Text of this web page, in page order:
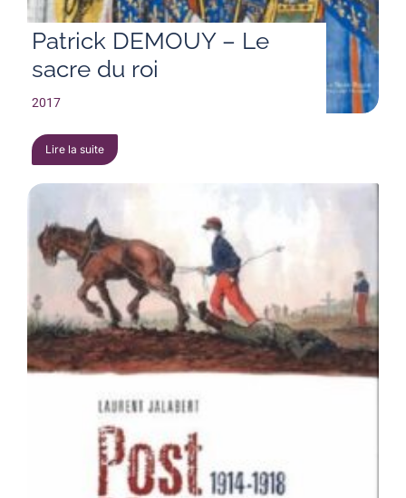
Patrick DEMOUY – Le
sacre du roi
2017
Lire la suite